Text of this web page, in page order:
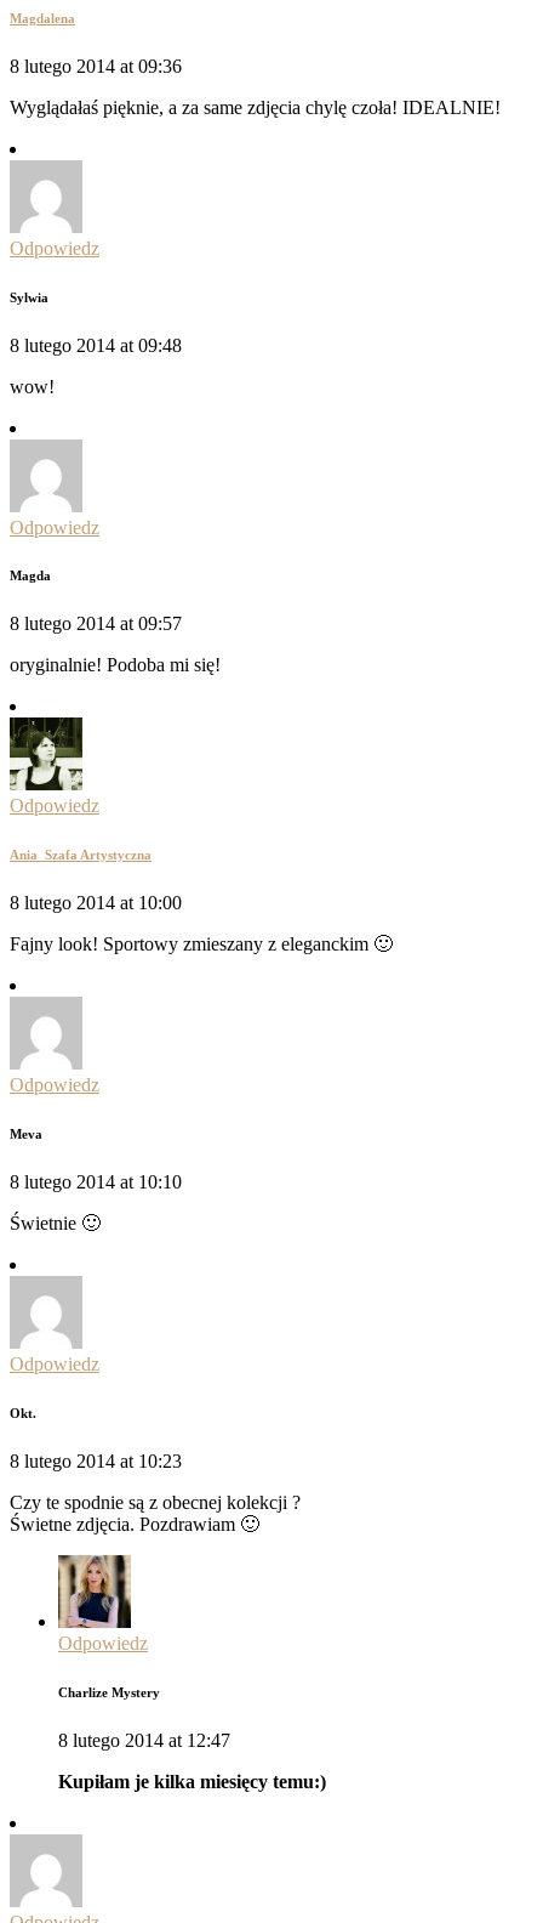
Magdalena
8 lutego 2014 at 09:36
Wyglądałaś pięknie, a za same zdjęcia chylę czoła! IDEALNIE!
Odpowiedz
Sylwia
8 lutego 2014 at 09:48
wow!
Odpowiedz
Magda
8 lutego 2014 at 09:57
oryginalnie! Podoba mi się!
Odpowiedz
Ania_Szafa Artystyczna
8 lutego 2014 at 10:00
Fajny look! Sportowy zmieszany z eleganckim 🙂
Odpowiedz
Meva
8 lutego 2014 at 10:10
Świetnie 🙂
Odpowiedz
Okt.
8 lutego 2014 at 10:23
Czy te spodnie są z obecnej kolekcji ?
Świetne zdjęcia. Pozdrawiam 🙂
Odpowiedz
Charlize Mystery
8 lutego 2014 at 12:47
Kupiłam je kilka miesięcy temu:)